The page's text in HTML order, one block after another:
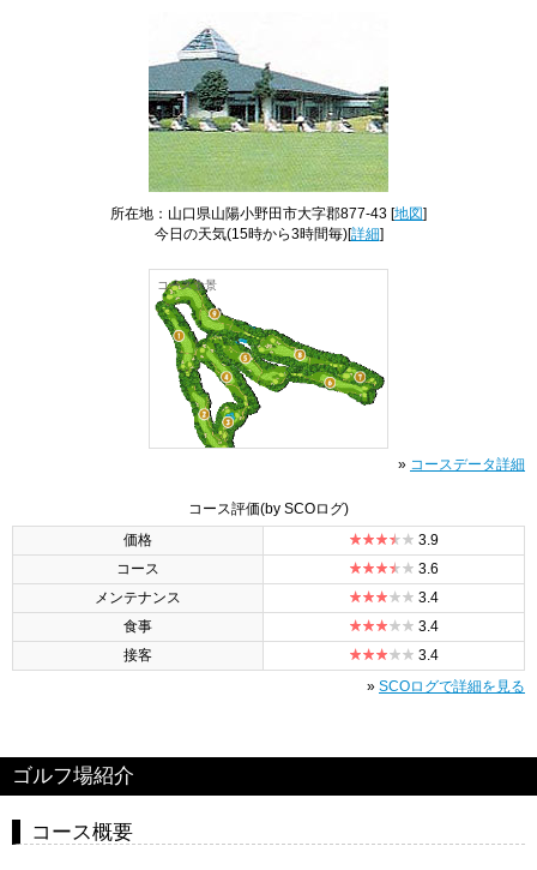
所在地：山口県山陽小野田市大字郡877-43 [地図]
今日の天気(15時から3時間毎)[詳細]
コース全景
» コースデータ詳細
コース評価(by SCOログ)
価格
3.9
コース
3.6
メンテナンス
3.4
食事
3.4
接客
3.4
» SCOログで詳細を見る
ゴルフ場紹介
コース概要